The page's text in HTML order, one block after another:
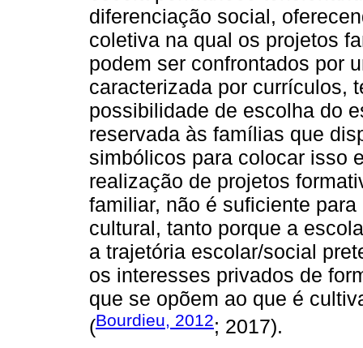
diferenciação social,
coletiva na qual os projetos
podem ser confrontados por
caracterizada por currículos,
possibilidade de escolha do
reservada às famílias que
simbólicos para colocar isso
realização de projetos
familiar, não é suficiente
cultural, tanto porque a
a trajetória escolar/social
os interesses privados de
que se opõem ao que é
(Bourdieu, 2012; 2017).